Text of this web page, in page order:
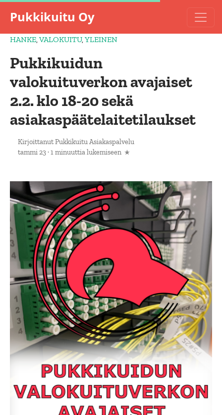
Pukkikuitu Oy
HANKE,VALOKUITU,YLEINEN
Pukkikuidun
valokuituverkon avajaiset
2.2. klo 18-20 sekä
asiakaspäätelaitetilaukset
KirjoittanutPukkikuitu Asiakaspalvelu
tammi 23·1 minuuttia lukemiseen